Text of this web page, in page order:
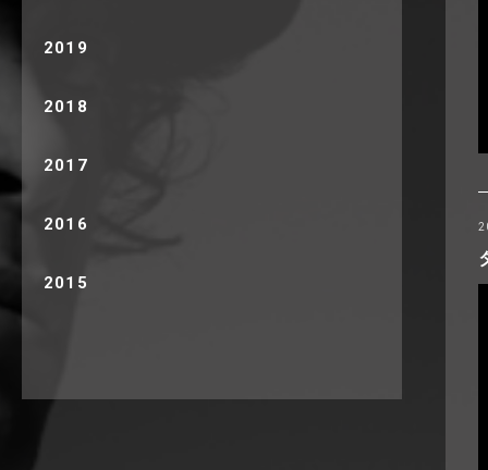
2019
2018
2017
2016
2015